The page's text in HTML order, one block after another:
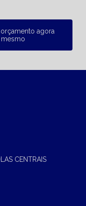
orçamento agora
mesmo
CENTRAIS